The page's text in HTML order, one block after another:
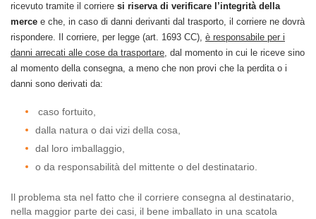
ricevuto tramite il corriere si riserva di verificare l’integrità della
merce e che, in caso di danni derivanti dal trasporto, il corriere ne dovrà
rispondere. Il corriere, per legge (art. 1693 CC), è responsabile per i
danni arrecati alle cose da trasportare, dal momento in cui le riceve sino
al momento della consegna, a meno che non provi che la perdita o i
danni sono derivati da:
caso fortuito,
dalla natura o dai vizi della cosa,
dal loro imballaggio,
o da responsabilità del mittente o del destinatario.
Il problema sta nel fatto che il corriere consegna al destinatario,
nella maggior parte dei casi, il bene imballato in una scatola